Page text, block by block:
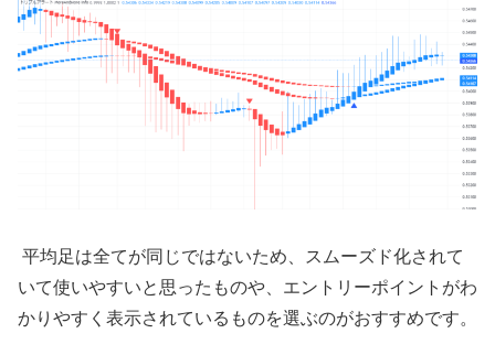
平均足は全てが同じではないため、スムーズド化されて
いて使いやすいと思ったものや、エントリーポイントがわ
かりやすく表示されているものを選ぶのがおすすめです。